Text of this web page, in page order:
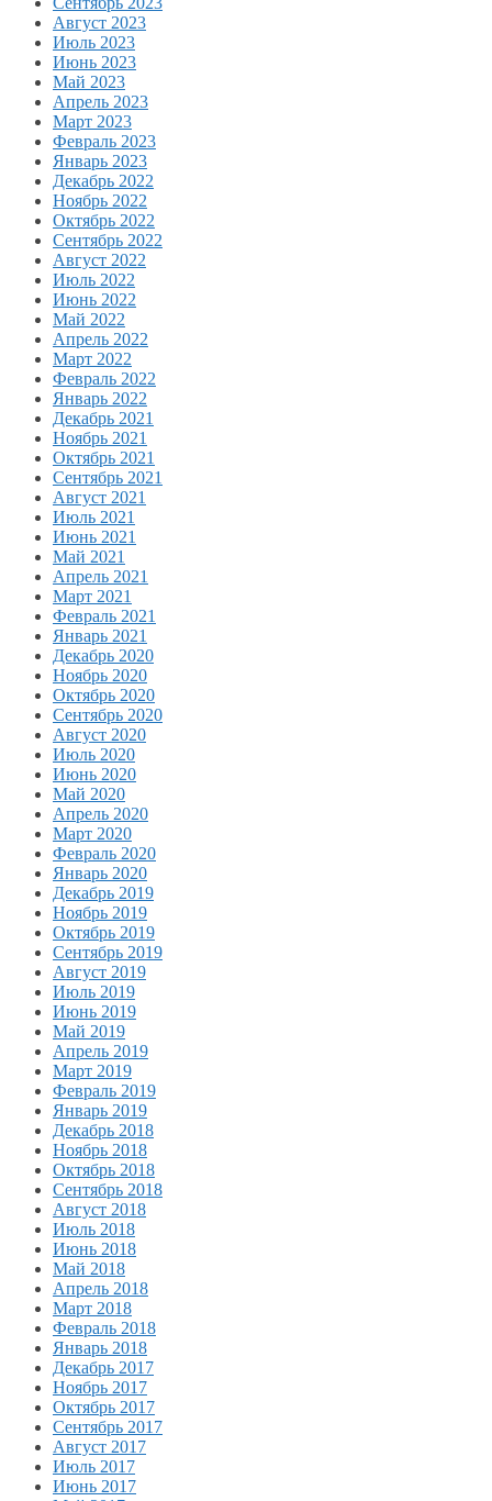
Август 2023
Июль 2023
Июнь 2023
Май 2023
Апрель 2023
Март 2023
Февраль 2023
Январь 2023
Декабрь 2022
Ноябрь 2022
Октябрь 2022
Сентябрь 2022
Август 2022
Июль 2022
Июнь 2022
Май 2022
Апрель 2022
Март 2022
Февраль 2022
Январь 2022
Декабрь 2021
Ноябрь 2021
Октябрь 2021
Сентябрь 2021
Август 2021
Июль 2021
Июнь 2021
Май 2021
Апрель 2021
Март 2021
Февраль 2021
Январь 2021
Декабрь 2020
Ноябрь 2020
Октябрь 2020
Сентябрь 2020
Август 2020
Июль 2020
Июнь 2020
Май 2020
Апрель 2020
Март 2020
Февраль 2020
Январь 2020
Декабрь 2019
Ноябрь 2019
Октябрь 2019
Сентябрь 2019
Август 2019
Июль 2019
Июнь 2019
Май 2019
Апрель 2019
Март 2019
Февраль 2019
Январь 2019
Декабрь 2018
Ноябрь 2018
Октябрь 2018
Сентябрь 2018
Август 2018
Июль 2018
Июнь 2018
Май 2018
Апрель 2018
Март 2018
Февраль 2018
Январь 2018
Декабрь 2017
Ноябрь 2017
Октябрь 2017
Сентябрь 2017
Август 2017
Июль 2017
Июнь 2017